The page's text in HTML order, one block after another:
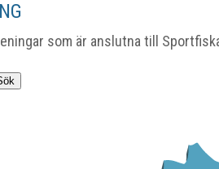
som är anslutna till